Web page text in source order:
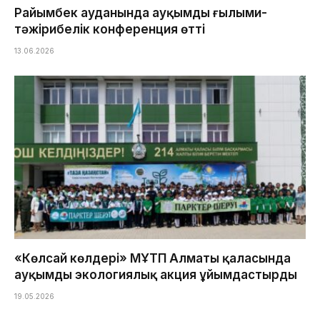
Райымбек ауданында ауқымды ғылыми-
тәжірибелік конференция өтті
13.06.2026
«Көлсай көлдері» МҰТП Алматы қаласында
ауқымды экологиялық акция ұйымдастырды
19.05.2026